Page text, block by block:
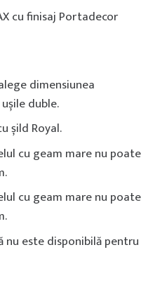
cu finisaj Portadecor
dimensiunea
duble.
șild Royal.
cu geam mare nu poate
cu geam mare nu poate
nu este disponibilă pentru